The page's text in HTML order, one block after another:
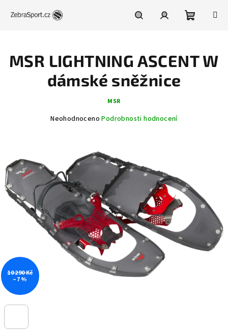
košík
MSR LIGHTNING ASCENT W
dámské sněžnice
MSR
Průměrné
z
5
hvězdiček.
Neohodnoceno Podrobnosti hodnocení
10 290 Kč
–7 %